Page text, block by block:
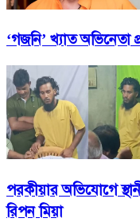
‘গজনি’ খ্যাত
পরকীয়ার অভিযোগে
রিপন মিয়া